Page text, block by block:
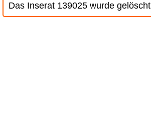
Das Inserat 139025 wurde gelöscht